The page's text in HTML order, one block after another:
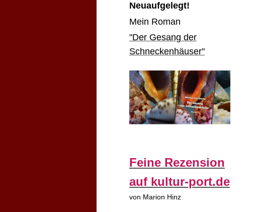
Neuaufgelegt!
Mein Roman
"Der Gesang der
Schneckenhäuser"
Feine Rezension
auf kultur-port.de
von Marion Hinz